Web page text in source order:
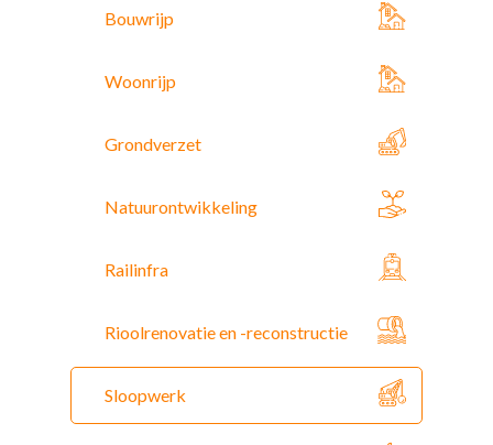
Bouwrijp
Woonrijp
Grondverzet
Natuurontwikkeling
Railinfra
Rioolrenovatie en -reconstructie
Sloopwerk